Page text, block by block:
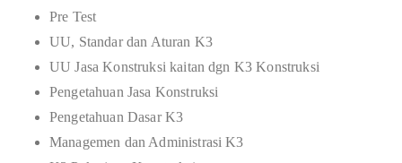
Pre Test
UU, Standar dan Aturan K3
UU Jasa Konstruksi kaitan dgn K3 Konstruksi
Pengetahuan Jasa Konstruksi
Pengetahuan Dasar K3
Managemen dan Administrasi K3